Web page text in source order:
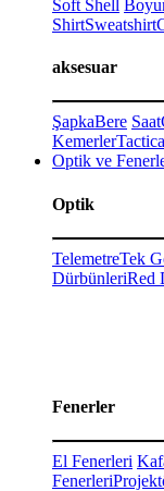
Soft Shell
ShirtSweatshirt
aksesuar
ŞapkaBere Saat
Kemerler
Optik ve
Optik
TelemetreTek
DürbünleriRed
Fenerler
El Fenerleri
Fenerleri